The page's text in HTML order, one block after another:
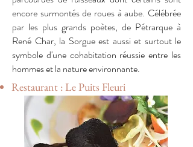
encore surmontés de roues à aube. Célébrée
par les plus grands poètes, de Pétrarque à
René Char, la Sorgue est aussi et surtout le
symbole d'une cohabitation réussie entre les
hommes et la nature environnante.
Restaurant : Le Puits Fleuri